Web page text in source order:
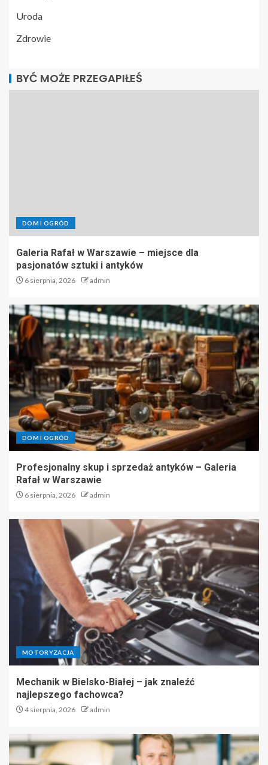
Uroda
Zdrowie
BYĆ MOŻE PRZEGAPIŁEŚ
DOM I OGRÓD
Galeria Rafał w Warszawie – miejsce dla
pasjonatów sztuki i antyków
6 sierpnia, 2026 admin
DOM I OGRÓD
Profesjonalny skup i sprzedaż antyków – Galeria
Rafał w Warszawie
6 sierpnia, 2026 admin
MOTORYZACJA
Mechanik w Bielsko-Białej – jak znaleźć
najlepszego fachowca?
4 sierpnia, 2026 admin